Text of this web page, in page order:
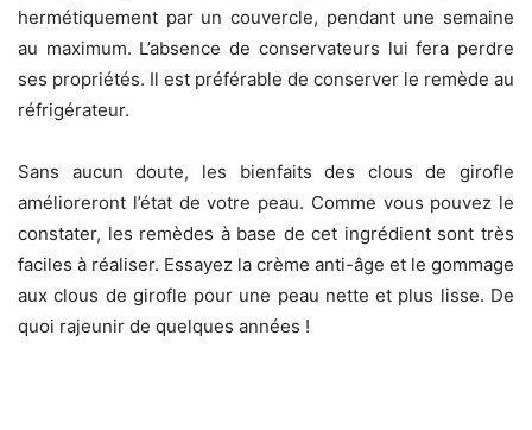
hermétiquement par un couvercle, pendant une semaine
au maximum. L’absence de conservateurs lui fera perdre
ses propriétés. Il est préférable de conserver le remède au
réfrigérateur.
Sans aucun doute, les bienfaits des clous de girofle
amélioreront l’état de votre peau. Comme vous pouvez le
constater, les remèdes à base de cet ingrédient sont très
faciles à réaliser. Essayez la crème anti-âge et le gommage
aux clous de girofle pour une peau nette et plus lisse. De
quoi rajeunir de quelques années !